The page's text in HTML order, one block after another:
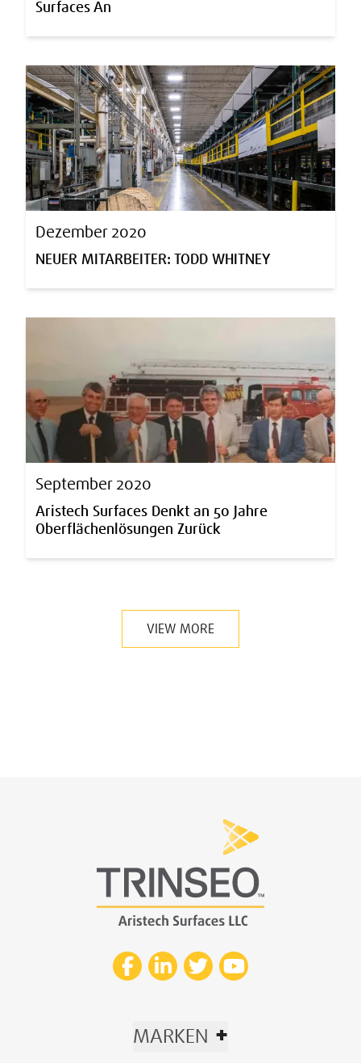
Surfaces An
Dezember 2020
NEUER MITARBEITER: TODD WHITNEY
September 2020
Aristech Surfaces Denkt an 50 Jahre
Oberflächenlösungen Zurück
VIEW MORE
MARKEN +